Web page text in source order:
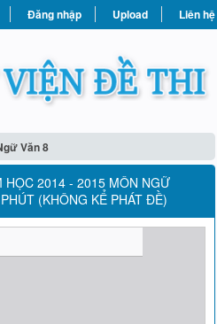
Đăng nhập Upload Liên hệ
Văn 8
HỌC 2014 - 2015 MÔN NGỮ
(KHÔNG KỂ PHÁT ĐỀ)